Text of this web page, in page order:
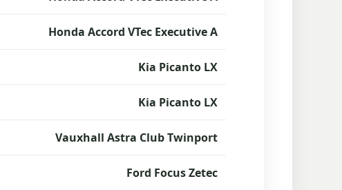
Honda Accord VTec Executive A
Kia Picanto LX
Kia Picanto LX
Vauxhall Astra Club Twinport
Ford Focus Zetec